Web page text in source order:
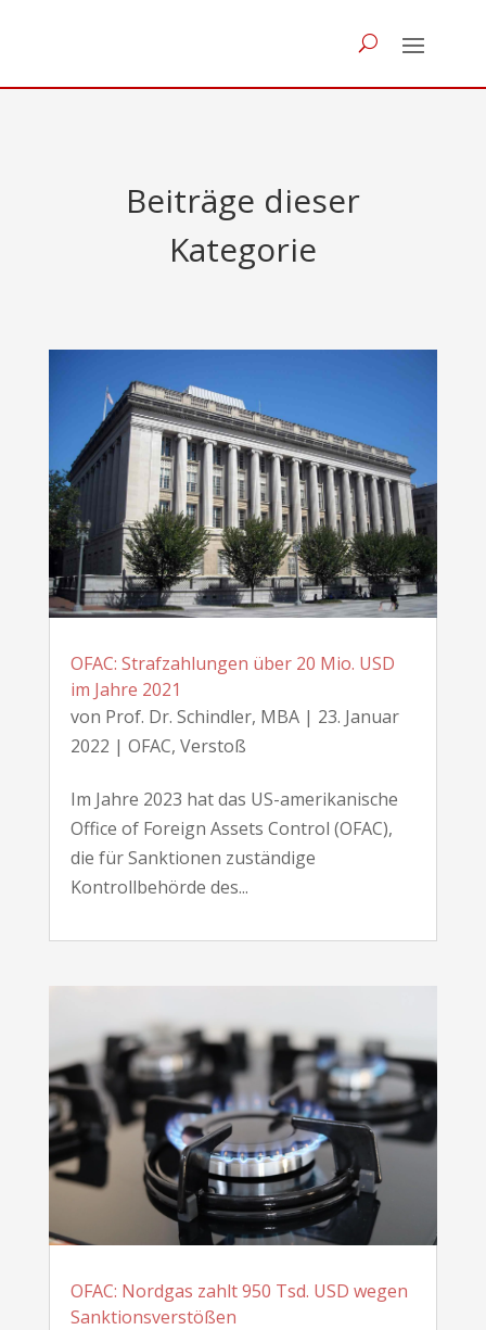
Beiträge dieser
Kategorie
OFAC: Strafzahlungen über 20 Mio. USD
im Jahre 2021
von Prof. Dr. Schindler, MBA| 23. Januar
2022 | OFAC, Verstoß
Im Jahre 2023 hat das US-amerikanische
Office of Foreign Assets Control (OFAC),
die für Sanktionen zuständige
Kontrollbehörde des...
OFAC: Nordgas zahlt 950 Tsd. USD wegen
Sanktionsverstößen